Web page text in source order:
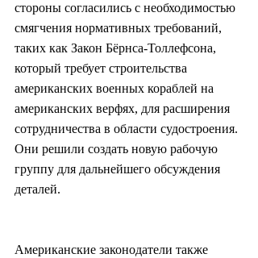
стороны согласились с необходимостью
смягчения нормативных требований,
таких как Закон Бёрнса-Толлефсона,
который требует строительства
американских военных кораблей на
американских верфях, для расширения
сотрудничества в области судостроения.
Они решили создать новую рабочую
группу для дальнейшего обсуждения
деталей.
Американские законодатели также